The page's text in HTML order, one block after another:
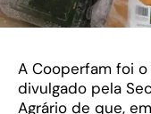
A Cooperfam foi
divulgado pela
Agrário de que,